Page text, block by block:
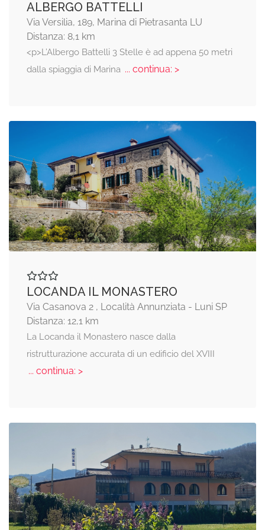
ALBERGO BATTELLI
Via Versilia, 189, Marina di Pietrasanta LU
Distanza: 8,1 km
<p>L’Albergo Battelli 3 Stelle è ad appena 50 metri
dalla spiaggia di Marina ... continua: >
LOCANDA IL MONASTERO
Via Casanova 2 , Località Annunziata - Luni SP
Distanza: 12,1 km
La Locanda il Monastero nasce dalla
ristrutturazione accurata di un edificio del XVIII
... continua: >